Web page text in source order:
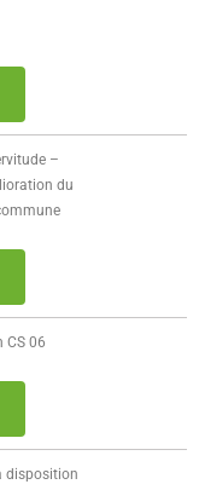
2018
du budget
–
du
CS 06
disposition